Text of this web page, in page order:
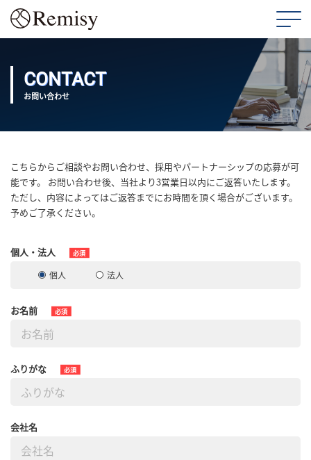
CONTACT
お問い合わせ
こちらからご相談やお問い合わせ、採用やパートナーシップの応募が可
能です。 お問い合わせ後、当社より3営業日以内にご返答いたします。
ただし、内容によってはご返答までにお時間を頂く場合がございます。
予めご了承ください。
個人・法人 必須
個人 法人
お名前 必須
ふりがな 必須
会社名